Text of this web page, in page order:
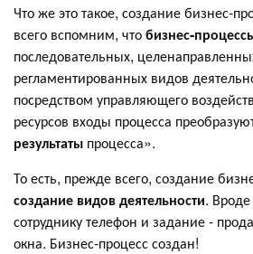
Что же это такое, создание бизнес-
всего вспомним, чтобизнес-
последовательных,
регламентированных видов
посредством управляющего
ресурсов входы процесса
результаты процесса».
То есть, прежде всего, создание
создание видов деятельности.
сотруднику телефон и задание -
окна. Бизнес-процесс создан!